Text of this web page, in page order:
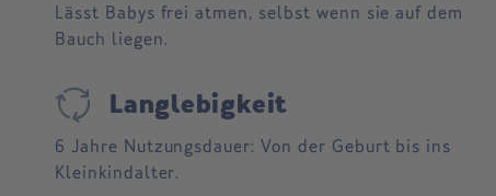
Lässt Babys frei atmen, selbst wenn sie auf dem
Bauch liegen.
cycle Langlebigkeit
6 Jahre Nutzungsdauer: Von der Geburt bis ins
Kleinkindalter.